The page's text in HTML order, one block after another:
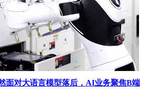
面对大语言模型落后，AI业务聚焦B端